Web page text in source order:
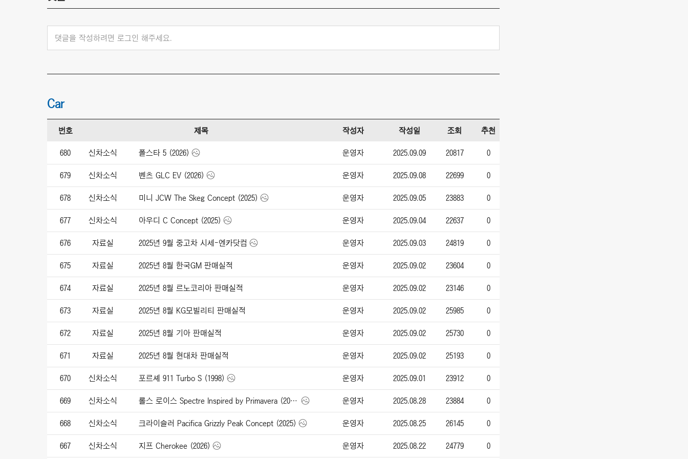
댓글을 작성하려면 로그인 해주세요.
Car
번호 제목 작성자 작성일 조회 추천
680 신차소식 폴스타 5 (2026) 운영자 2025.09.09 20817 0
679 신차소식 벤츠 GLC EV (2026) 운영자 2025.09.08 22699 0
678 신차소식 미니 JCW The Skeg Concept (2025) 운영자 2025.09.05 23883 0
677 신차소식 아우디 C Concept (2025) 운영자 2025.09.04 22637 0
676 자료실 2025년 9월 중고차 시세-엔카닷컴 운영자 2025.09.03 24819 0
675 자료실 2025년 8월 한국GM 판매실적 운영자 2025.09.02 23604 0
674 자료실 2025년 8월 르노코리아 판매실적 운영자 2025.09.02 23146 0
673 자료실 2025년 8월 KG모빌리티 판매실적 운영자 2025.09.02 25985 0
672 자료실 2025년 8월 기아 판매실적 운영자 2025.09.02 25730 0
671 자료실 2025년 8월 현대차 판매실적 운영자 2025.09.02 25193 0
670 신차소식 포르셰 911 Turbo S (1998) 운영자 2025.09.01 23912 0
669 신차소식 롤스 로이스 Spectre Inspired by Primavera (2026) 운영자 2025.08.28 23884 0
668 신차소식 크라이슬러 Pacifica Grizzly Peak Concept (2025) 운영자 2025.08.25 26145 0
667 신차소식 지프 Cherokee (2026) 운영자 2025.08.22 24779 0